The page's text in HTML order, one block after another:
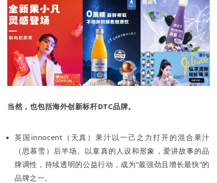
当然，也包括海外创新标杆DTC品牌。
英国innocent（天真）果汁以一己之力打开的混合果汁
（思慕雪）后半场。以童真的人设和形象，爱讲故事的品
牌调性，持续透明的公益行动，成为“最强劲且增长最快”的
品牌之一。